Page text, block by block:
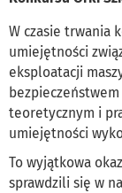
W czasie trwania
umiejętności
eksploatacji
teoretycznym i
umiejętności
To wyjątkowa
sprawdzili się w